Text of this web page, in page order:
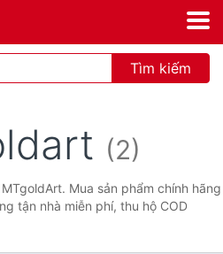
Tìm kiếm
(2)
Mua sản phẩm chính hãng
tận nhà miễn phí, thu hộ COD